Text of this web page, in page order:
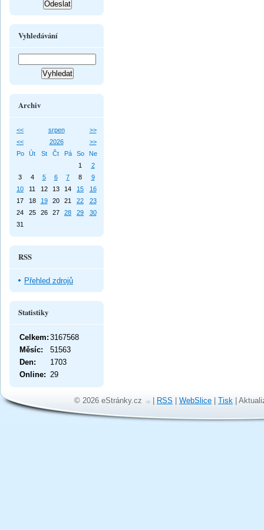
Vyhledávání
Archiv
<< srpen
>>
<<
2026
>>
Po
Út St Čt Pá So
Ne
1
2
3
4 5 6 7 8
9
10
11 12 13 14 15
16
17
18 19 20 21 22
23
24
25 26 27 28 29
30
31
RSS
Přehled zdrojů
Statistiky
Online: 29
Celkem: 3167568
Měsíc:
51563
Den:
1703
© 2026 eStránky.cz | RSS | WebSlice | Tisk |